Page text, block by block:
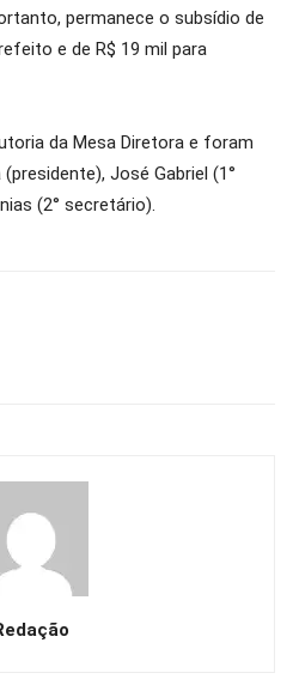
permanece o subsídio de
e de R$ 19 mil para
da Mesa Diretora e foram
José Gabriel (1°
(2° secretário).